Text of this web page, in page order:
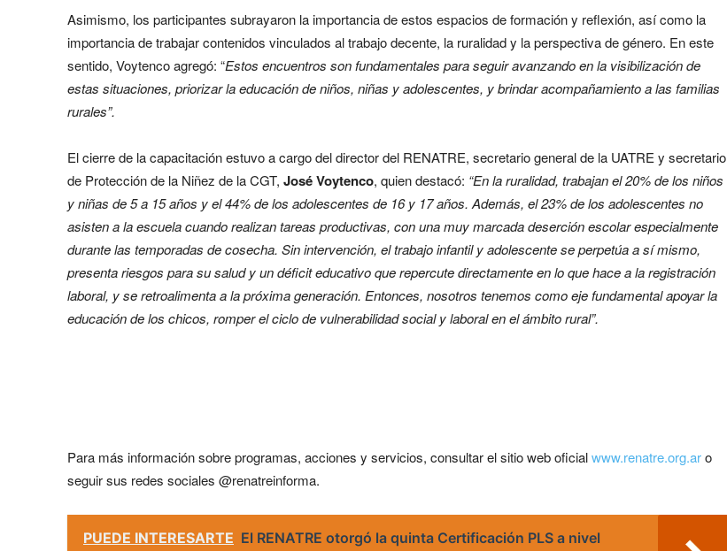
Asimismo, los participantes subrayaron la importancia de estos espacios de formación y reflexión, así como la
importancia de trabajar contenidos vinculados al trabajo decente, la ruralidad y la perspectiva de género. En este
sentido, Voytenco agregó: “Estos encuentros son fundamentales para seguir avanzando en la visibilización de
estas situaciones, priorizar la educación de niños, niñas y adolescentes, y brindar acompañamiento a las familias
rurales”.
El cierre de la capacitación estuvo a cargo del director del RENATRE, secretario general de la UATRE y secretario
de Protección de la Niñez de la CGT, José Voytenco, quien destacó: “En la ruralidad, trabajan el 20% de los niños
y niñas de 5 a 15 años y el 44% de los adolescentes de 16 y 17 años. Además, el 23% de los adolescentes no
asisten a la escuela cuando realizan tareas productivas, con una muy marcada deserción escolar especialmente
durante las temporadas de cosecha. Sin intervención, el trabajo infantil y adolescente se perpetúa a sí mismo,
presenta riesgos para su salud y un déficit educativo que repercute directamente en lo que hace a la registración
laboral, y se retroalimenta a la próxima generación. Entonces, nosotros tenemos como eje fundamental apoyar la
educación de los chicos, romper el ciclo de vulnerabilidad social y laboral en el ámbito rural”.
Para más información sobre programas, acciones y servicios, consultar el sitio web oficialwww.renatre.org.aro
seguir sus redes sociales @renatreinforma.
PUEDE INTERESARTE El RENATRE otorgó la quinta Certificación PLS a nivel